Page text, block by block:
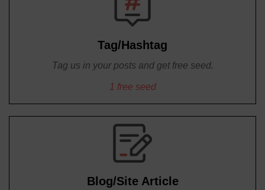
Tag/Hashtag
Tag us in your posts and get free seed.
1 free seed
Blog/Site Article